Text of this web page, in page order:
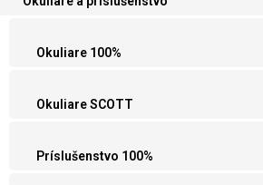
Okuliare 100%
Okuliare SCOTT
Príslušenstvo 100%